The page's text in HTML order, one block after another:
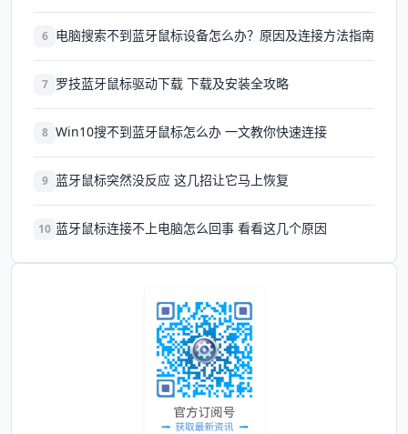
6 电脑搜索不到蓝牙鼠标设备怎么办？原因及连接方法指南
7 罗技蓝牙鼠标驱动下载 下载及安装全攻略
8 Win10搜不到蓝牙鼠标怎么办 一文教你快速连接
9 蓝牙鼠标突然没反应 这几招让它马上恢复
10 蓝牙鼠标连接不上电脑怎么回事 看看这几个原因